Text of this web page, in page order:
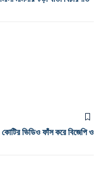
ভিডিও ফাঁস করে বিজেপি ও